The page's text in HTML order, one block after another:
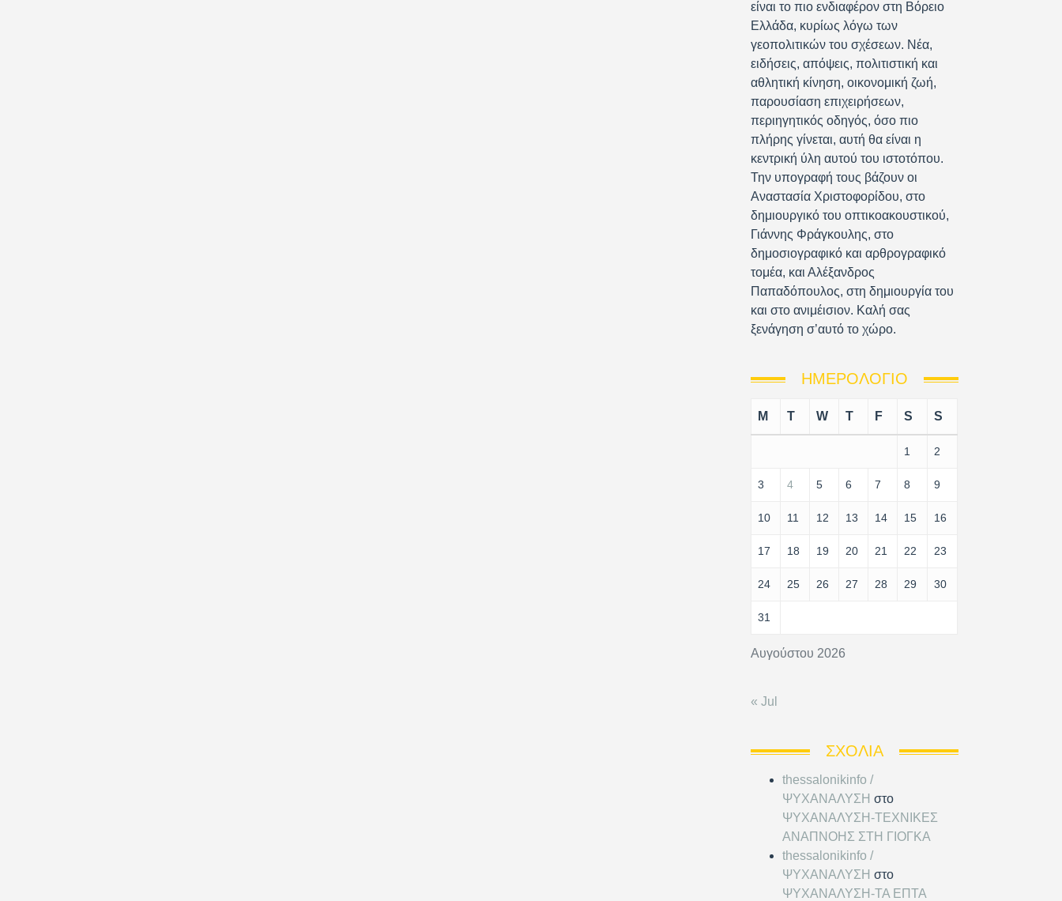
είναι το πιο ενδιαφέρον στη Βόρειο
Ελλάδα, κυρίως λόγω των
γεοπολιτικών του σχέσεων. Νέα,
ειδήσεις, απόψεις, πολιτιστική και
αθλητική κίνηση, οικονομική ζωή,
παρουσίαση επιχειρήσεων,
περιηγητικός οδηγός, όσο πιο
πλήρης γίνεται, αυτή θα είναι η
κεντρική ύλη αυτού του ιστοτόπου.
Την υπογραφή τους βάζουν οι
Αναστασία Χριστοφορίδου, στο
δημιουργικό του οπτικοακουστικού,
Γιάννης Φράγκουλης, στο
δημοσιογραφικό και αρθρογραφικό
τομέα, και Αλέξανδρος
Παπαδόπουλος, στη δημιουργία του
και στο ανιμέισιον. Καλή σας
ξενάγηση σ’αυτό το χώρο.
ΗΜΕΡΟΛΌΓΙΟ
Αυγούστου 2026
M T W T F S S
1 2
3 4 5 6 7 8 9
10 11 12 13 14 15 16
17 18 19 20 21 22 23
24 25 26 27 28 29 30
31
« Jul
ΣΧΌΛΙΑ
thessalonikinfo /
ΨΥΧΑΝΑΛΥΣΗ στο
ΨΥΧΑΝΑΛΥΣΗ-ΤΕΧΝΙΚΕΣ
ΑΝΑΠΝΟΗΣ ΣΤΗ ΓΙΟΓΚΑ
thessalonikinfo /
ΨΥΧΑΝΑΛΥΣΗ στο
ΨΥΧΑΝΑΛΥΣΗ-ΤΑ ΕΠΤΑ